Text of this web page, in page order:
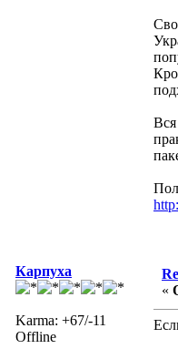
Вся
Карпуха
Karma: +67/-11
Offline
«